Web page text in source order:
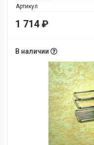
Артикул
1 714₽
В наличии